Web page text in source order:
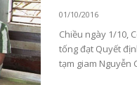
01/10/2016
Chiều ngày 1/10,
tống đạt Quyết
tạm giam Nguyễn